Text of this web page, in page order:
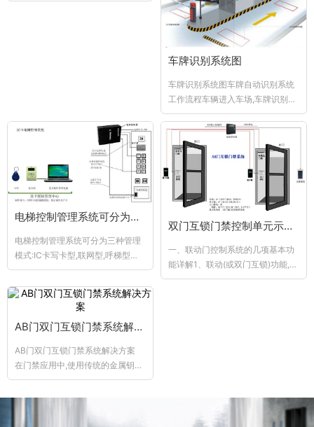
车牌识别系统图
车牌识别系统图车牌自动识别系统
工作流程车辆进入车场,车牌识别系
统自动拍照车辆图 像并识别车牌号,
车辆...
电梯控制管理系统可分为三种管理模式
电梯控制管理系统可分为三种管理
模式:IC卡写卡型,联网型,呼梯型
一、智能IC卡电梯控制系统二、联
网电...
双门互锁门禁控制单元示意图
一、联动门控制系统的几项基本功
能详解1、联动(或双门互锁)功能,如
果一个门没关,另一个门绝对开不了
AB门双门互锁门禁系统解决方案
AB门双门互锁门禁系统解决方案
在门禁应用中,使用传统的金属钥
匙...